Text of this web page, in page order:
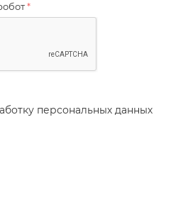
*
персональных данных